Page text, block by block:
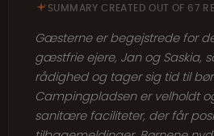
SUMMARY CREATED OUT OF 67
Gæsterne er begejstrede for
gæstfrie ejere, Jan og Saskia,
rådighed og tager sig tid til
Campingpladsen er velholdt
sanitære faciliteter, der får